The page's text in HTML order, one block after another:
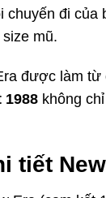
chuyến đi
mũ.
được làm
1988 không
tiết